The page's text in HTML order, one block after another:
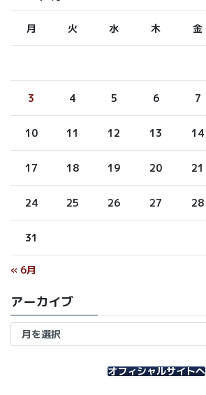
月 火 水 木 金
3 4 5 6 7
10 11 12 13 14
17 18 19 20 21
24 25 26 27 28
31
« 6月
アーカイブ
ア
オフィシャルサイトへ